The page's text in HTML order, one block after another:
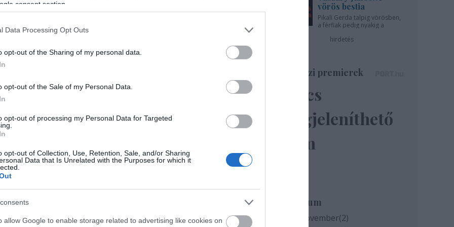
consent section.
Data Processing Opt Outs
opt-out of the Sharing of my personal data.
opt-out of the Sale of my Personal Data.
opt-out of processing my Personal Data for Targeted
opt-out of Collection, Use, Retention, Sale, and/or Sharing
Data that Is Unrelated with the Purposes for which it
allow Google to enable storage related to advertising like cookies on
el a fotódat a sajto@vigszinhaz.hu címre, és a Víg
virágos selfie-ket színházjeggyel és
vörös bestia
Pikali Gerda talpig vörösben,
a férfiak pedig nyakig a
hirdetés
Színházi premierek
Nincs
megjeleníthető
elem
Archívum
2020 november(2)